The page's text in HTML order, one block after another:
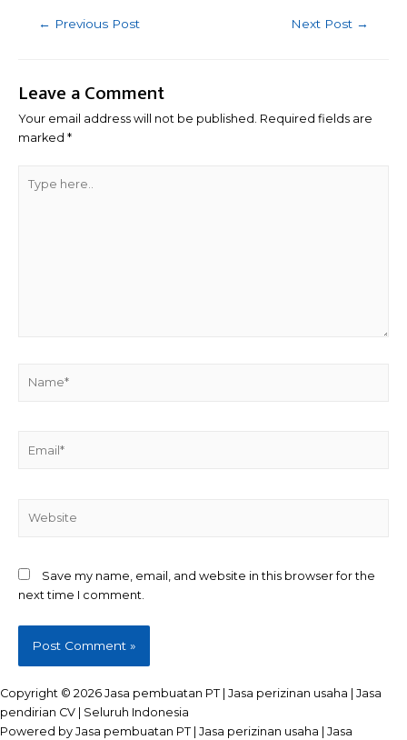
Post
← Previous Post Next Post →
Leave a Comment
Your email address will not be published. Required fields are
marked *
here..
Save my name, email, and website in this browser for the
next time I comment.
Copyright © 2026 Jasa pembuatan PT | Jasa perizinan usaha | Jasa
pendirian CV | Seluruh Indonesia
Powered by Jasa pembuatan PT | Jasa perizinan usaha | Jasa